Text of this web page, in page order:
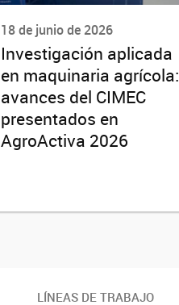
18 de junio de 2026
Investigación aplicada
en maquinaria agrícola:
avances del CIMEC
presentados en
AgroActiva 2026
LÍNEAS DE TRABAJO